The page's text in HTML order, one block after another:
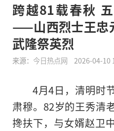
跨越81载春秋
——山西烈士王忠
武隆祭英烈
来源： 今日热点网 2026-04-10
4月4日，清明时
肃穆。82岁的王秀清
搀扶下，与女婿赵卫